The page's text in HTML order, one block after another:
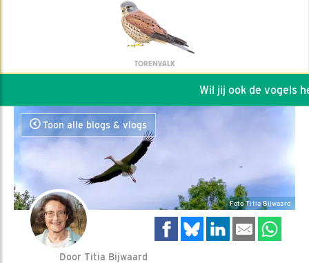
TORENVALK
Wil jij ook de vogels
Toon alle blogs & vlogs
Foto Titia Bijwaard
Door Titia Bijwaard